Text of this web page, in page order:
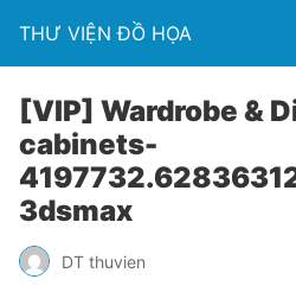
THƯ VIỆN ĐỒ HỌA
[VIP] Wardrobe &
cabinets-
3dsmax
DT thuvien